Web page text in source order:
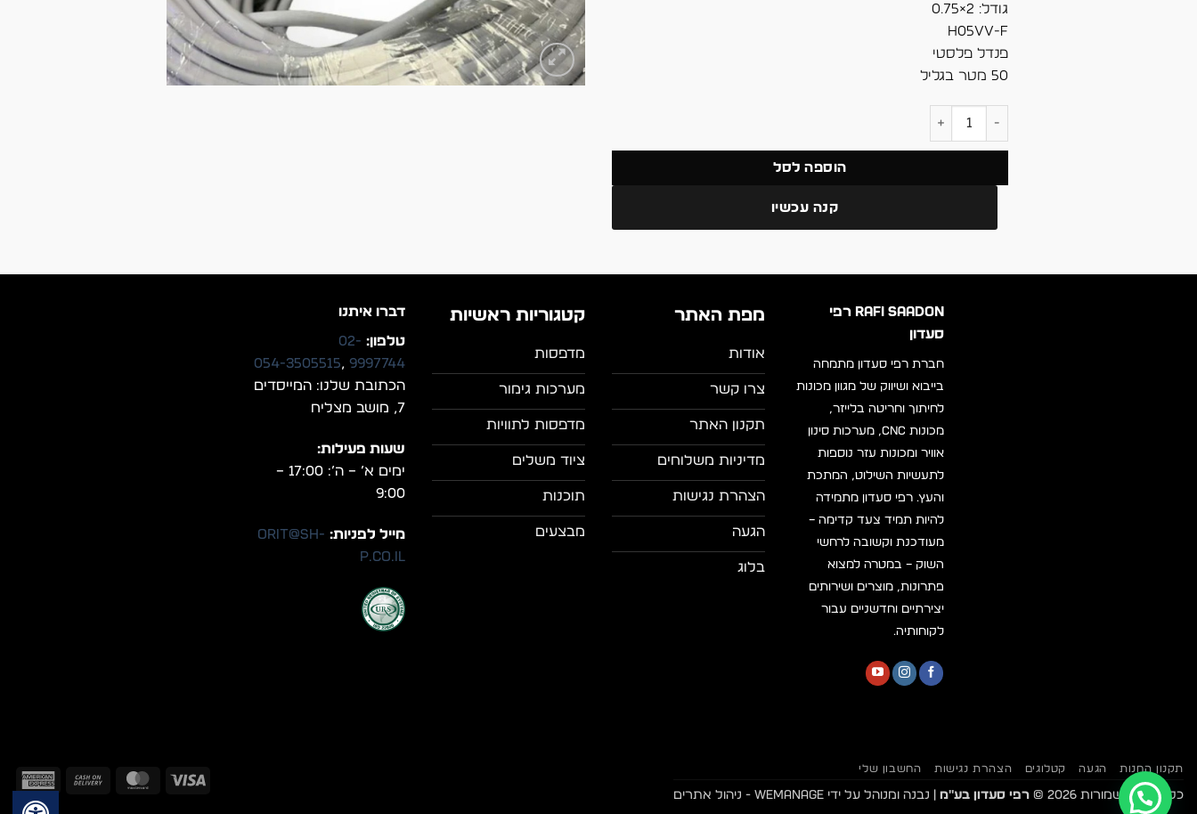
גודל: 2×0.75
H05VV-F
פנדל פלסטי
50 מטר בגליל
כמות של כבל חשמל 2×0.75
הוספה לסל
קנה עכשיו
RAFI SAADON רפי
סעדון
חברת רפי סעדון מתמחה
בייבוא ושיווק של מגוון מכונות
לחיתוך וחריטה בלייזר,
מכונות CNC, מערכות סינון
אוויר ומכונות עזר נוספות
לתעשיות השילוט, המתכת
והעץ. רפי סעדון מתמידה
להיות תמיד צעד קדימה –
מעודכנת וקשובה לרחשי
השוק – במטרה למצוא
פתרונות, מוצרים ושירותים
יצירתיים וחדשניים עבור
לקוחותיה.
מפת האתר
אודות
צרו קשר
תקנון האתר
מדיניות משלוחים
הצהרת נגישות
הגעה
בלוג
קטגוריות ראשיות
מדפסות
מערכות גימור
מדפסות לתוויות
ציוד משלים
תוכנות
מבצעים
דברו איתנו
טלפון: 02-
9997744
,
054-3505515
הכתובת שלנו: המייסדים
7, מושב מצליח
שעות פעילות:
ימים א’ – ה’: 17:00 –
9:00
מייל לפניות: orit@sh-
p.co.il
Visa
MasterCard
Cash
תקנון החנות הגעה קטלוגים הצהרת נגישות החשבון שלי
כל הזכויות שמורות 2026 © רפי סעדון בע"מ | נבנה ומנוהל על ידי WEmanage - ניהול אתרים